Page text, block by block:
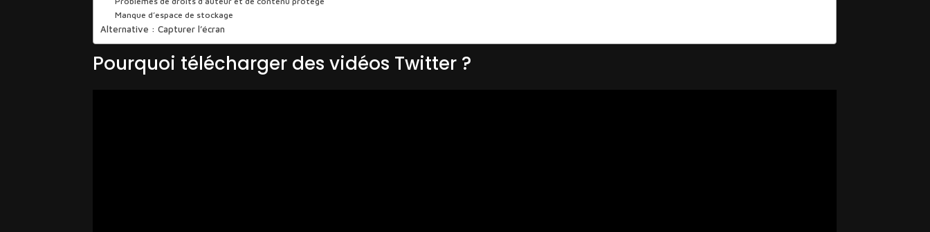
Manque d’espace de stockage
Alternative : Capturer l’écran
Pourquoi télécharger des vidéos Twitter ?